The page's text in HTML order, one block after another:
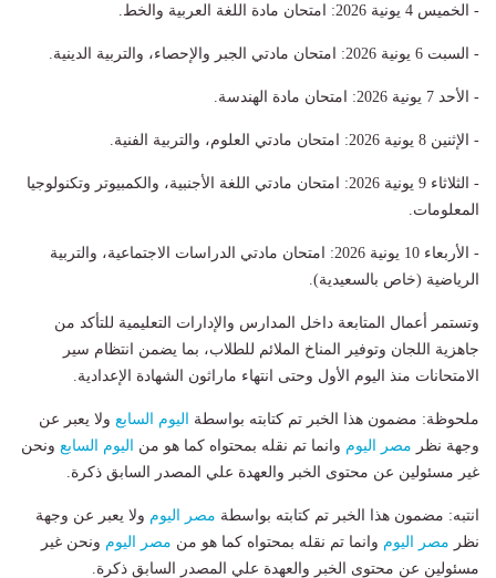
- الخميس 4 يونية 2026: امتحان مادة اللغة العربية والخط.
- السبت 6 يونية 2026: امتحان مادتي الجبر والإحصاء، والتربية الدينية.
- الأحد 7 يونية 2026: امتحان مادة الهندسة.
- الإثنين 8 يونية 2026: امتحان مادتي العلوم، والتربية الفنية.
- الثلاثاء 9 يونية 2026: امتحان مادتي اللغة الأجنبية، والكمبيوتر وتكنولوجيا
المعلومات.
- الأربعاء 10 يونية 2026: امتحان مادتي الدراسات الاجتماعية، والتربية
الرياضية (خاص بالسعيدية).
وتستمر أعمال المتابعة داخل المدارس والإدارات التعليمية للتأكد من
جاهزية اللجان وتوفير المناخ الملائم للطلاب، بما يضمن انتظام سير
الامتحانات منذ اليوم الأول وحتى انتهاء ماراثون الشهادة الإعدادية.
ملحوظة: مضمون هذا الخبر تم كتابته بواسطة اليوم السابع ولا يعبر عن
وجهة نظر مصر اليوم وانما تم نقله بمحتواه كما هو من اليوم السابع ونحن
غير مسئولين عن محتوى الخبر والعهدة علي المصدر السابق ذكرة.
انتبه: مضمون هذا الخبر تم كتابته بواسطة مصر اليوم ولا يعبر عن وجهة
نظر مصر اليوم وانما تم نقله بمحتواه كما هو من مصر اليوم ونحن غير
مسئولين عن محتوى الخبر والعهدة علي المصدر السابق ذكرة.